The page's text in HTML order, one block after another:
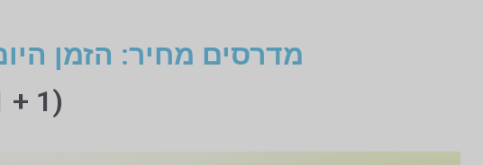
מדרסים מחיר: הזמן
(1 + 1 + 1 חינם)